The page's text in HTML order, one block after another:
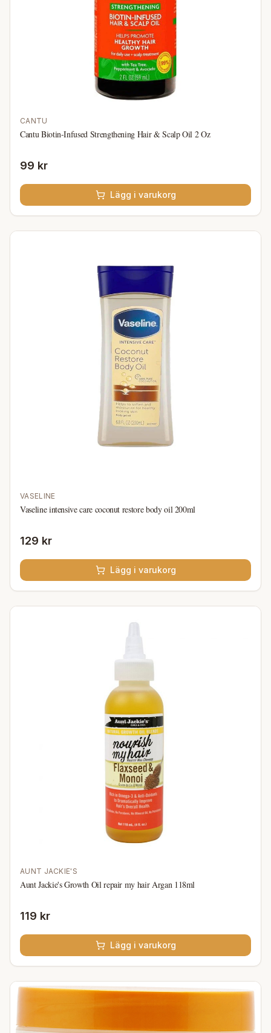
CANTU
Cantu Biotin-Infused Strengthening Hair & Scalp Oil 2 Oz
99 kr
Lägg i varukorg
VASELINE
Vaseline intensive care coconut restore body oil 200ml
129 kr
Lägg i varukorg
AUNT JACKIE'S
Aunt Jackie's Growth Oil repair my hair Argan 118ml
119 kr
Lägg i varukorg